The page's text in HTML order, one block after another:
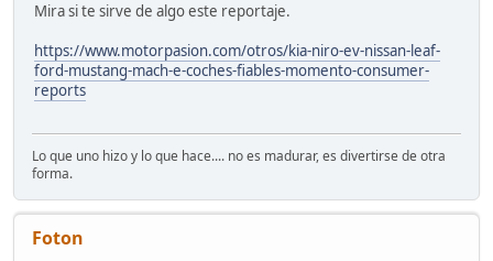
Mira si te sirve de algo este reportaje.
https://www.motorpasion.com/otros/kia-niro-ev-nissan-leaf-
ford-mustang-mach-e-coches-fiables-momento-consumer-
reports
Lo que uno hizo y lo que hace.... no es madurar, es divertirse de otra
forma.
Foton